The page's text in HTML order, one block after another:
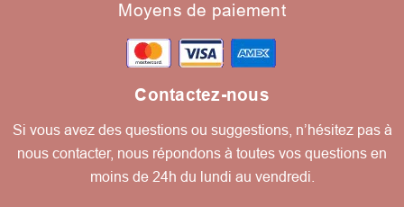
Moyens de paiement
Contactez-nous
Si vous avez des questions ou suggestions, n’hésitez pas à
nous contacter, nous répondons à toutes vos questions en
moins de 24h du lundi au vendredi.